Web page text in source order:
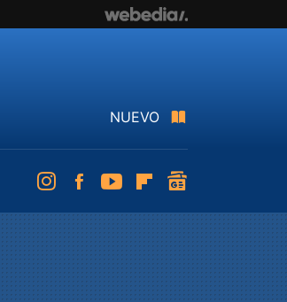
NUEVO
InstagramFacebookYoutubeFlipboard